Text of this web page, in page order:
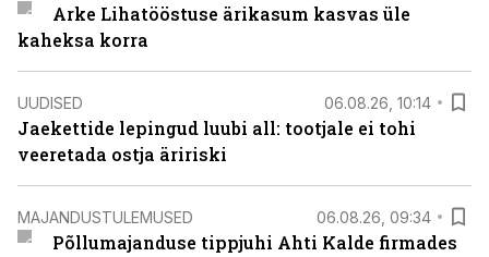
Arke Lihatööstuse ärikasum kasvas üle
kaheksa korra
UUDISED 06.08.26, 10:14
Jaekettide lepingud luubi all: tootjale ei tohi
veeretada ostja äririski
MAJANDUSTULEMUSED 06.08.26, 09:34
Põllumajanduse tippjuhi Ahti Kalde firmades